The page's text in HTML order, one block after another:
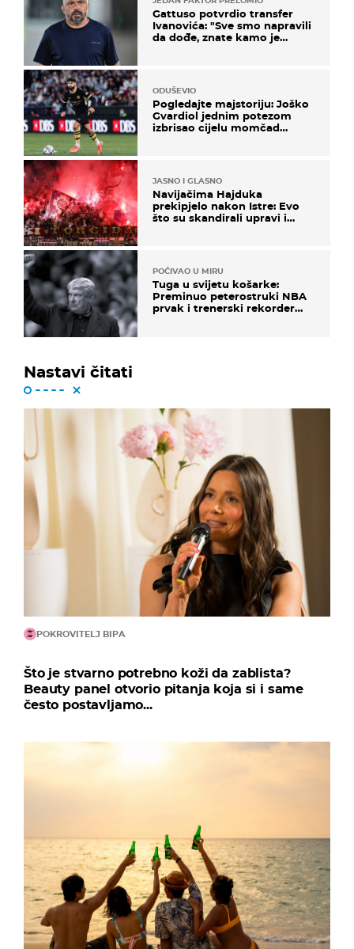
Gattuso potvrdio transfer
Ivanovića: "Sve smo napravili
da dođe, znate kamo je
ODUŠEVIO
Pogledajte majstoriju: Joško
Gvardiol jednim potezom
izbrisao cijelu momčad
JASNO I GLASNO
Navijačima Hajduka
prekipjelo nakon Istre: Evo
što su skandirali upravi i
POČIVAO U MIRU
Tuga u svijetu košarke:
Preminuo peterostruki NBA
prvak i trenerski rekorder
Nastavi čitati
POKROVITELJ BIPA
Što je stvarno potrebno koži da zablista?
Beauty panel otvorio pitanja koja si i same
često postavljamo...